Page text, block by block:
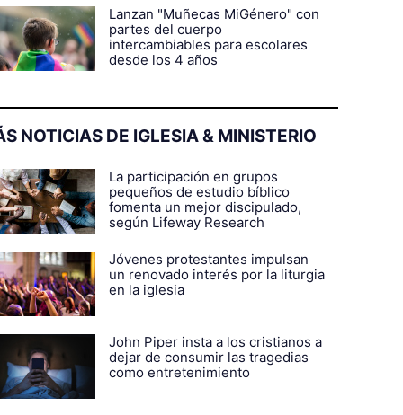
Lanzan "Muñecas MiGénero" con
partes del cuerpo
intercambiables para escolares
desde los 4 años
NOTICIAS DE IGLESIA & MINISTERIO
La participación en grupos
pequeños de estudio bíblico
fomenta un mejor discipulado,
según Lifeway Research
Jóvenes protestantes impulsan
un renovado interés por la liturgia
en la iglesia
John Piper insta a los cristianos a
dejar de consumir las tragedias
como entretenimiento